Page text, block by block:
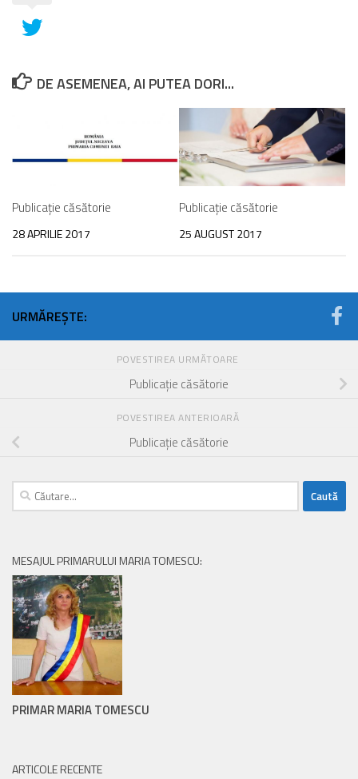
DE ASEMENEA, AI PUTEA DORI...
Publicație căsătorie
28 APRILIE 2017
Publicație căsătorie
25 AUGUST 2017
URMĂREȘTE:
POVESTIREA URMĂTOARE
Publicație căsătorie
POVESTIREA ANTERIOARĂ
Publicație căsătorie
Caută
după:
MESAJUL PRIMARULUI MARIA TOMESCU:
PRIMAR MARIA TOMESCU
ARTICOLE RECENTE